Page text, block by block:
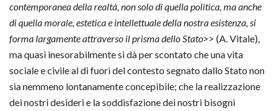
contemporanea della realtà, non solo di quella politica, ma anche
di quella morale, estetica e intellettuale della nostra esistenza, si
forma largamente attraverso il prisma dello Stato>> (A. Vitale),
ma quasi inesorabilmente si dà per scontato che una vita
sociale e civile al di fuori del contesto segnato dallo Stato non
sia nemmeno lontanamente concepibile; che la realizzazione
dei nostri desideri e la soddisfazione dei nostri bisogni